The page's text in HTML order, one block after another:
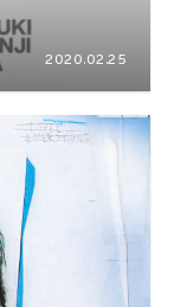
2020.02.25